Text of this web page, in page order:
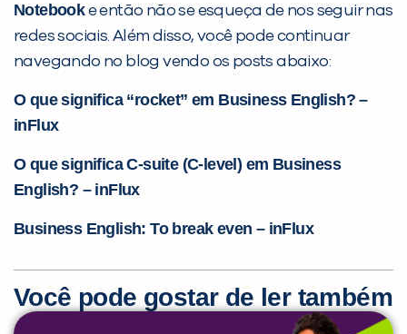
Notebooke então não se esqueça de nos seguir nas
redes sociais. Além disso, você pode continuar
navegando no blog vendo os posts abaixo:
O que significa “rocket” em Business English? –
inFlux
O que significa C-suite (C-level) em Business
English? – inFlux
Business English: To break even – inFlux
Você pode gostar de ler também